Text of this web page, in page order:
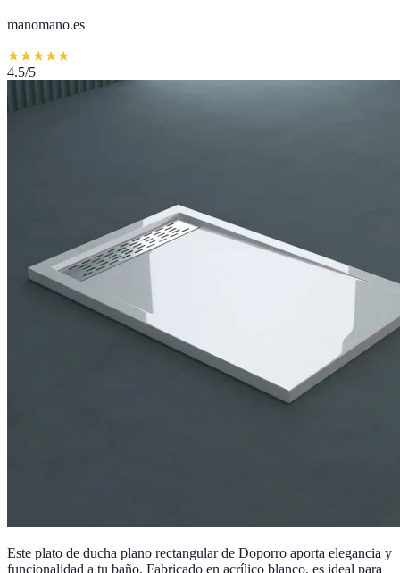
manomano.es
★★★★★
4.5/5
Este plato de ducha plano rectangular de Doporro aporta elegancia y
funcionalidad a tu baño. Fabricado en acrílico blanco, es ideal para